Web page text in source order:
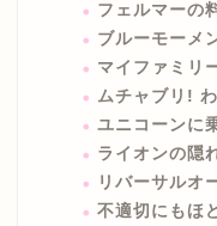
フェルマーの
ブルーモーメ
マイファミリ
ムチャブリ!
ユニコーンに
ライオンの隠
リバーサルオ
不適切にもほ